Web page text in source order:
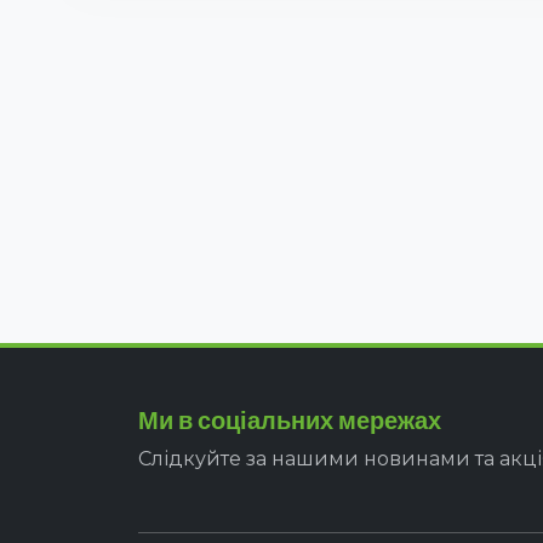
Ми в соціальних мережах
Слідкуйте за нашими новинами та